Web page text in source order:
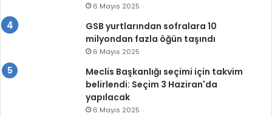
6 Mayıs 2025
GSB yurtlarından sofralara 10
milyondan fazla öğün taşındı
6 Mayıs 2025
Meclis Başkanlığı seçimi için takvim
belirlendi: Seçim 3 Haziran'da
yapılacak
6 Mayıs 2025